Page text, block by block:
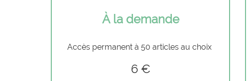
À la demande
Accès permanent à 50 articles au choix
6 €